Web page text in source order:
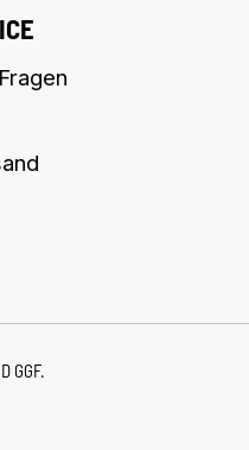
GGF.